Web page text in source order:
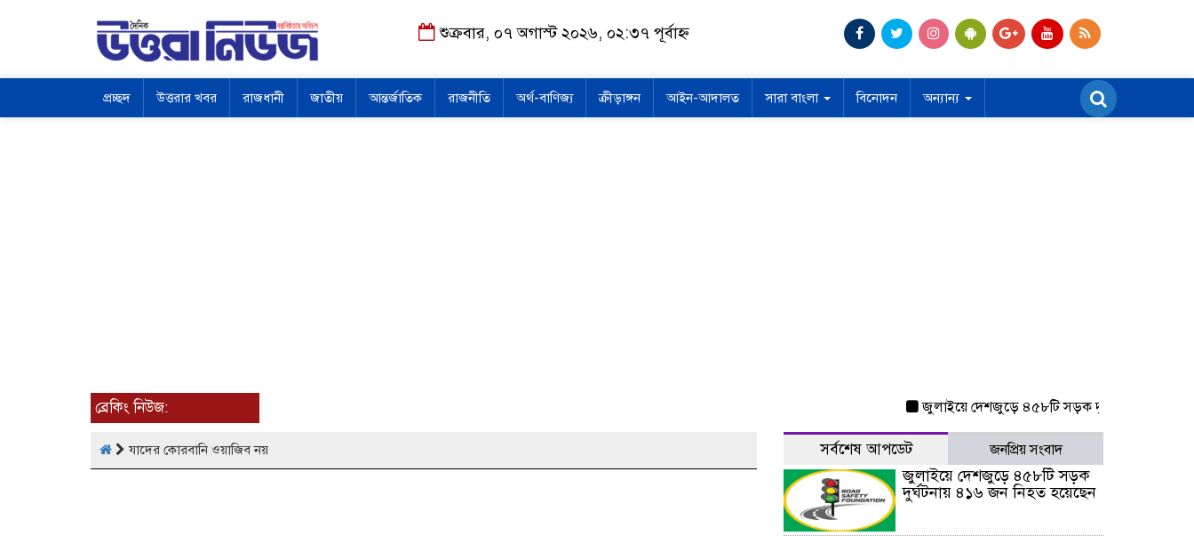
শুক্রবার, ০৭ অগাস্ট ২০২৬, ০২:৩৭ পূর্বাহ্ন
প্রচ্ছদ উত্তরার খবর রাজধানী জাতীয় আন্তর্জাতিক রাজনীতি অর্থ-বাণিজ্য ক্রীড়াঙ্গন আইন-আদালত সারা বাংলা বিনোদন অন্যান্য
ব্রেকিং নিউজ: জুলাইয়ে দেশজুড়ে ৪৫৮টি সড়ক দুর্ঘটনায় ৪১৬ জন
যাদের কোরবানি ওয়াজিব নয় সর্বশেষ আপডেট জনপ্রিয় সংবাদ
জুলাইয়ে দেশজুড়ে ৪৫৮টি সড়ক
দুর্ঘটনায় ৪১৬ জন নিহত হয়েছেন